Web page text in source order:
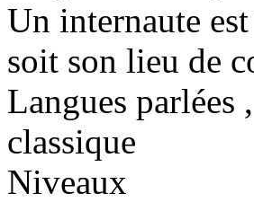
Un internaute
soit son lieu de
Langues parlées
classique
Niveaux